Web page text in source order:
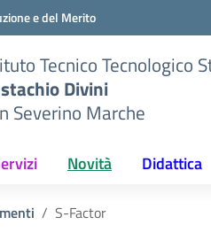
e del Merito
Tecnico Tecnologico
Divini
Severino Marche
Novità Didattica
S-Factor